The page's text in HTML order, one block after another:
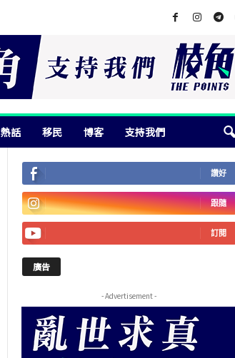
熱話 移民 博客 支持我們
讚好
跟隨
訂閱
廣告
- Advertisement -